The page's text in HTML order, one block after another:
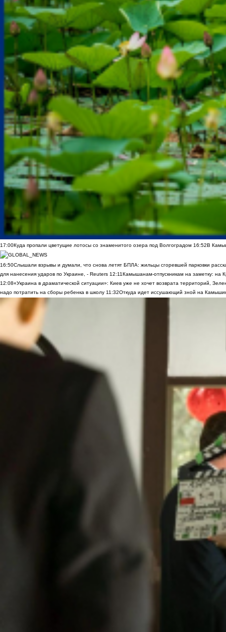
17:00Куда пропали цветущие лотосы со знаменитого озера под Волгоградом 16:52В
16:50Слышали взрывы и думали, что снова летят БПЛА: жильцы сгоревшей парковки
для нанесения ударов по Украине, - Reuters 12:11Камышанам-отпускникам на заметку: на
12:08«Украина в драматической ситуации»: Киев уже не хочет возврата территорий,
надо потратить на сборы ребенка в школу 11:32Откуда идет иссушающий зной на